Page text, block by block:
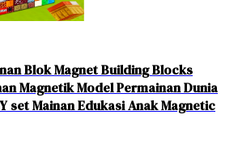
Blok Magnet Building Blocks
Magnetik Model Permainan Dunia
set Mainan Edukasi Anak Magnetic